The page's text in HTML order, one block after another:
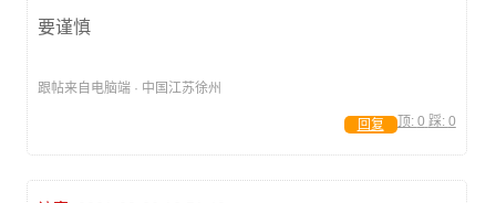
要谨慎
跟帖来自电脑端 · 中国江苏徐州
顶: 0 踩: 0
回复